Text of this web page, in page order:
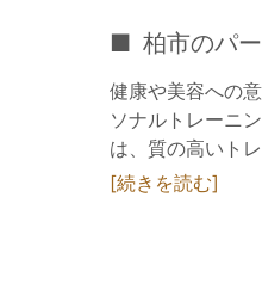
柏市のパ
健康や美容への
ソナルトレーニ
は、質の高いト
続きを読む